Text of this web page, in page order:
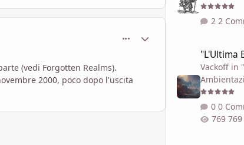
(vedi Forgotten Realms).
2000, poco dopo l'uscita
2
"L'Ultima
Vackoffin
0